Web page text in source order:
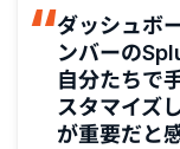
ダッシュボ
ンバーの
自分たちで
スタマイズ
が重要だと